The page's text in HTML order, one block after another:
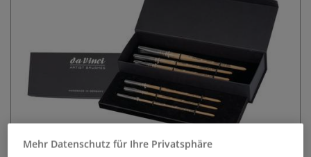
Mehr Datenschutz für Ihre Privatsphäre